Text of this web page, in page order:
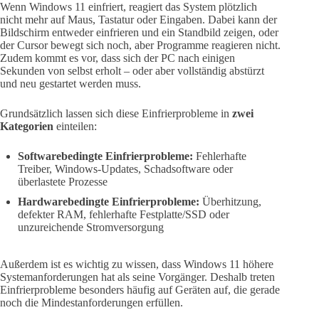
Wenn Windows 11 einfriert, reagiert das System plötzlich
nicht mehr auf Maus, Tastatur oder Eingaben. Dabei kann der
Bildschirm entweder einfrieren und ein Standbild zeigen, oder
der Cursor bewegt sich noch, aber Programme reagieren nicht.
Zudem kommt es vor, dass sich der PC nach einigen
Sekunden von selbst erholt – oder aber vollständig abstürzt
und neu gestartet werden muss.
Grundsätzlich lassen sich diese Einfrierprobleme in zwei
Kategorien einteilen:
Softwarebedingte Einfrierprobleme: Fehlerhafte
Treiber, Windows-Updates, Schadsoftware oder
überlastete Prozesse
Hardwarebedingte Einfrierprobleme: Überhitzung,
defekter RAM, fehlerhafte Festplatte/SSD oder
unzureichende Stromversorgung
Außerdem ist es wichtig zu wissen, dass Windows 11 höhere
Systemanforderungen hat als seine Vorgänger. Deshalb treten
Einfrierprobleme besonders häufig auf Geräten auf, die gerade
noch die Mindestanforderungen erfüllen.